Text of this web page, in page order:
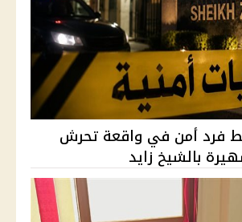
فرد أمن في واقعة تحرش
بالشيخ زايد